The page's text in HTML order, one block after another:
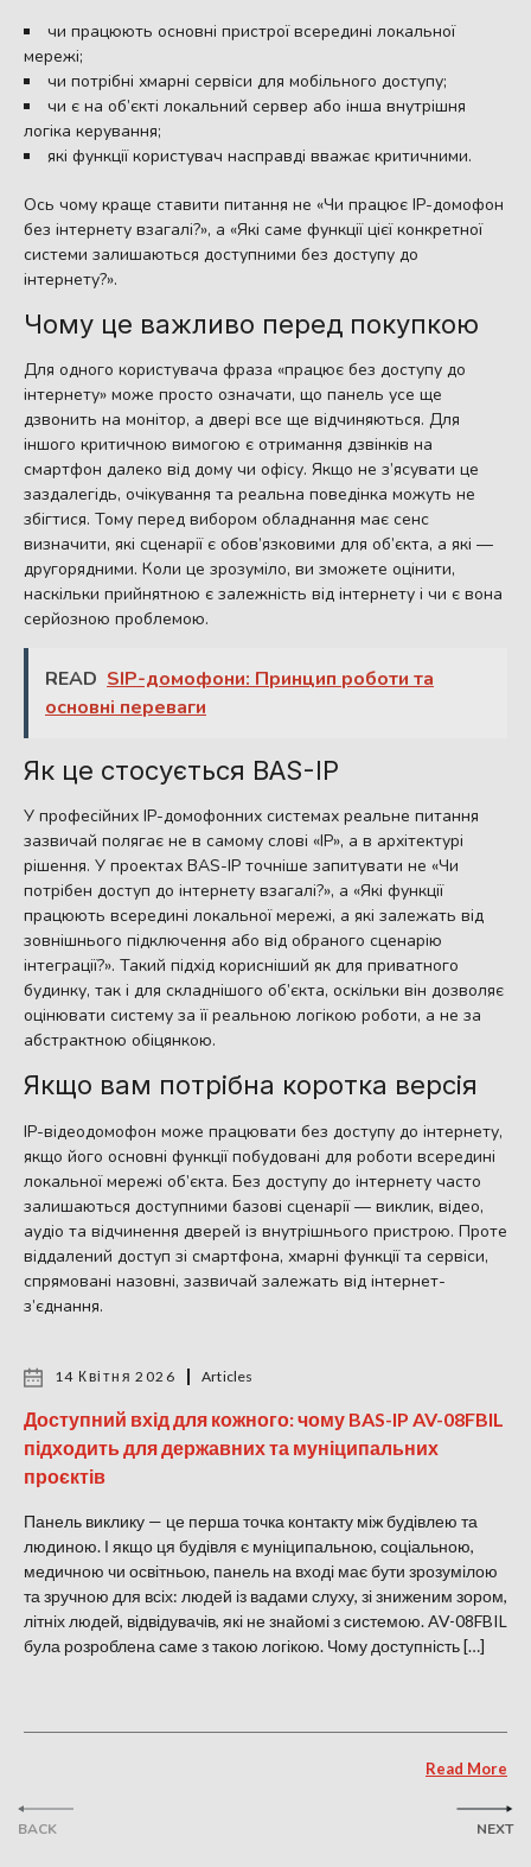
чи працюють основні пристрої всередині локальної
мережі;
чи потрібні хмарні сервіси для мобільного доступу;
чи є на об’єкті локальний сервер або інша внутрішня
логіка керування;
які функції користувач насправді вважає критичними.
Ось чому краще ставити питання не «Чи працює IP-домофон
без інтернету взагалі?», а «Які саме функції цієї конкретної
системи залишаються доступними без доступу до
інтернету?».
Чому це важливо перед покупкою
Для одного користувача фраза «працює без доступу до
інтернету» може просто означати, що панель усе ще
дзвонить на монітор, а двері все ще відчиняються. Для
іншого критичною вимогою є отримання дзвінків на
смартфон далеко від дому чи офісу. Якщо не з’ясувати це
заздалегідь, очікування та реальна поведінка можуть не
збігтися. Тому перед вибором обладнання має сенс
визначити, які сценарії є обов’язковими для об’єкта, а які —
другорядними. Коли це зрозуміло, ви зможете оцінити,
наскільки прийнятною є залежність від інтернету і чи є вона
серйозною проблемою.
READ SIP-домофони: Принцип роботи та
основні переваги
Як це стосується BAS-IP
У професійних IP-домофонних системах реальне питання
зазвичай полягає не в самому слові «IP», а в архітектурі
рішення. У проектах BAS-IP точніше запитувати не «Чи
потрібен доступ до інтернету взагалі?», а «Які функції
працюють всередині локальної мережі, а які залежать від
зовнішнього підключення або від обраного сценарію
інтеграції?». Такий підхід корисніший як для приватного
будинку, так і для складнішого об’єкта, оскільки він дозволяє
оцінювати систему за її реальною логікою роботи, а не за
абстрактною обіцянкою.
Якщо вам потрібна коротка версія
IP-відеодомофон може працювати без доступу до інтернету,
якщо його основні функції побудовані для роботи всередині
локальної мережі об’єкта. Без доступу до інтернету часто
залишаються доступними базові сценарії — виклик, відео,
аудіо та відчинення дверей із внутрішнього пристрою. Проте
віддалений доступ зі смартфона, хмарні функції та сервіси,
спрямовані назовні, зазвичай залежать від інтернет-
з’єднання.
BACK
14 Квітня 2026 Articles
Доступний вхід для кожного: чому BAS-IP AV-08FBIL
підходить для державних та муніципальних
проєктів
Панель виклику — це перша точка контакту між будівлею та
людиною. І якщо ця будівля є муніципальною, соціальною,
медичною чи освітньою, панель на вході має бути зрозумілою
та зручною для всіх: людей із вадами слуху, зі зниженим зором,
літніх людей, відвідувачів, які не знайомі з системою. AV-08FBIL
була розроблена саме з такою логікою. Чому доступність […]
Read More
NEXT